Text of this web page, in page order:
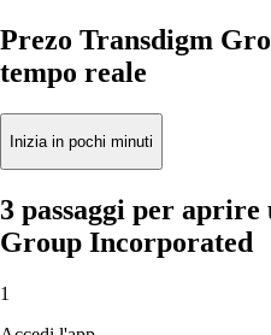
Prezo Transdigm
tempo reale
Inizia in pochi minuti
3 passaggi per
Group Incorporated
1